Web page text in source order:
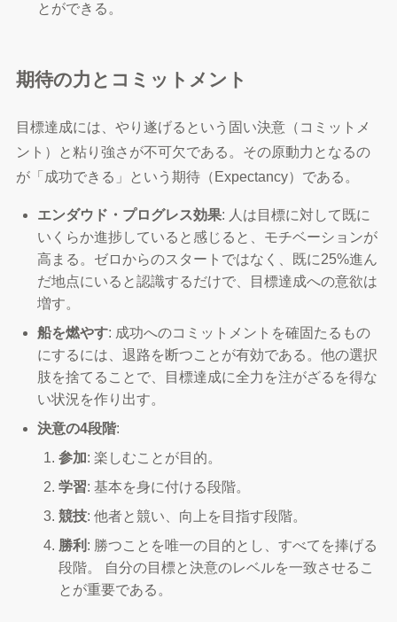
とができる。
期待の力とコミットメント
目標達成には、やり遂げるという固い決意（コミットメ
ント）と粘り強さが不可欠である。その原動力となるの
が「成功できる」という期待（Expectancy）である。
エンダウド・プログレス効果: 人は目標に対して既に
いくらか進捗していると感じると、モチベーションが
高まる。ゼロからのスタートではなく、既に25%進ん
だ地点にいると認識するだけで、目標達成への意欲は
増す。
船を燃やす: 成功へのコミットメントを確固たるもの
にするには、退路を断つことが有効である。他の選択
肢を捨てることで、目標達成に全力を注がざるを得な
い状況を作り出す。
決意の4段階:
参加: 楽しむことが目的。
学習: 基本を身に付ける段階。
競技: 他者と競い、向上を目指す段階。
勝利 : 勝つことを唯一の目的とし、すべてを捧げる
段階。 自分の目標と決意のレベルを一致させるこ
とが重要である。